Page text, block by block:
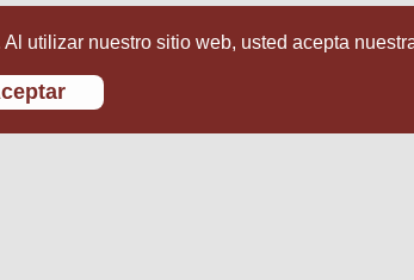
utilizar nuestro sitio web, usted acepta